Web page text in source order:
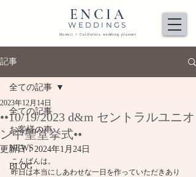
ENCIA
WEDDINGS
Hawaii + California wedding planner
記事
全ての記事
お客様の声
NEWS
BLOG
全ての記事
••10/19/2023 d&m セントラルユニオ
ン中聖堂挙式••
2023年12月14日
更新日：2024年1月24日
こんばんは。
昨日は本当にしあわせな一日を作っていただきあり